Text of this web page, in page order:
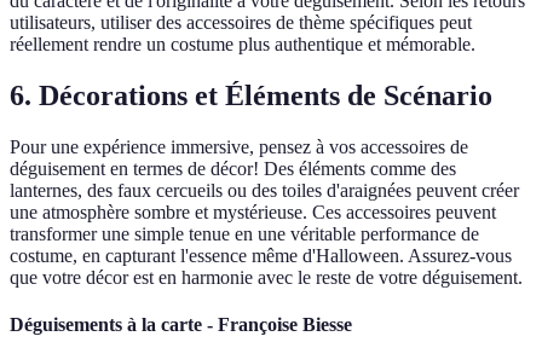
utilisateurs, utiliser des accessoires de thème spécifiques peut
réellement rendre un costume plus authentique et mémorable.
6. Décorations et Éléments de Scénario
Pour une expérience immersive, pensez à vos accessoires de
déguisement en termes de décor! Des éléments comme des
lanternes, des faux cercueils ou des toiles d'araignées peuvent créer
une atmosphère sombre et mystérieuse. Ces accessoires peuvent
transformer une simple tenue en une véritable performance de
costume, en capturant l'essence même d'Halloween. Assurez-vous
que votre décor est en harmonie avec le reste de votre déguisement.
Déguisements à la carte - Françoise Biesse